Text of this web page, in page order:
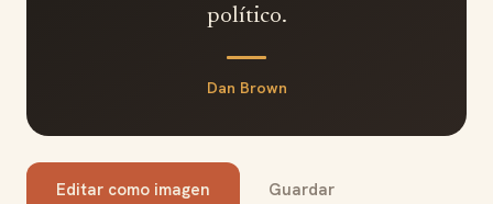
político.
Dan Brown
Editar como imagen Guardar